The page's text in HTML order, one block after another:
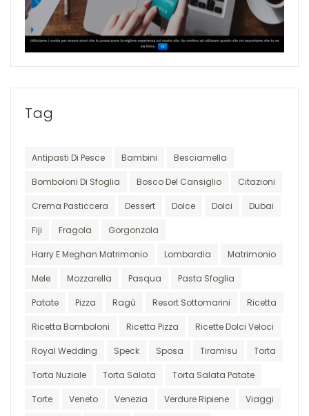
Tag
Antipasti Di Pesce Bambini Besciamella
Bomboloni Di Sfoglia Bosco Del Cansiglio Citazioni
Crema Pasticcera Dessert Dolce Dolci Dubai
Fiji Fragola Gorgonzola
Harry E Meghan Matrimonio Lombardia Matrimonio
Mele Mozzarella Pasqua Pasta Sfoglia
Patate Pizza Ragù Resort Sottomarini Ricetta
Ricetta Bomboloni Ricetta Pizza Ricette Dolci Veloci
Royal Wedding Speck Sposa Tiramisu Torta
Torta Nuziale Torta Salata Torta Salata Patate
Torte Veneto Venezia Verdure Ripiene Viaggi